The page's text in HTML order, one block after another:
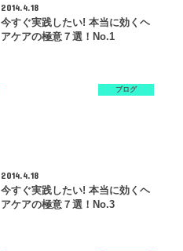
2014.4.18
今すぐ実践したい! 本当に効くヘ
アケアの極意７選！no.1
ブログ
2014.4.18
今すぐ実践したい! 本当に効くヘ
アケアの極意７選！no.3